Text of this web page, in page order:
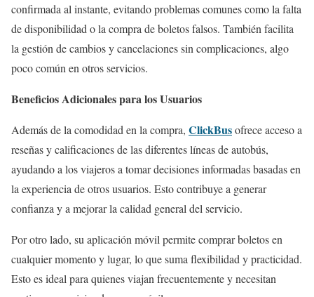
confirmada al instante, evitando problemas comunes como la falta
de disponibilidad o la compra de boletos falsos. También facilita
la gestión de cambios y cancelaciones sin complicaciones, algo
poco común en otros servicios.
Beneficios Adicionales para los Usuarios
Además de la comodidad en la compra, ClickBusofrece acceso a
reseñas y calificaciones de las diferentes líneas de autobús,
ayudando a los viajeros a tomar decisiones informadas basadas en
la experiencia de otros usuarios. Esto contribuye a generar
confianza y a mejorar la calidad general del servicio.
Por otro lado, su aplicación móvil permite comprar boletos en
cualquier momento y lugar, lo que suma flexibilidad y practicidad.
Esto es ideal para quienes viajan frecuentemente y necesitan